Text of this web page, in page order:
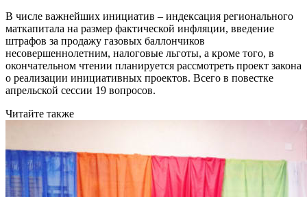
В числе важнейших инициатив – индексация регионального
маткапитала на размер фактической инфляции, введение
штрафов за продажу газовых баллончиков
несовершеннолетним, налоговые льготы, а кроме того, в
окончательном чтении планируется рассмотреть проект закона
о реализации инициативных проектов. Всего в повестке
апрельской сессии 19 вопросов.
Читайте также